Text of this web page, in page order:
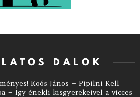
DALOK
Koós János – Pipilni Kell
– Így énekli kisgyerekeivel a vicces